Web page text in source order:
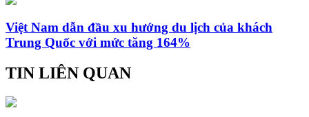
Việt Nam dẫn đầu xu hướng du lịch của khách
Trung Quốc với mức tăng 164%
TIN LIÊN QUAN